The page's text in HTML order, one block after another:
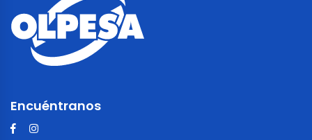
Encuéntranos